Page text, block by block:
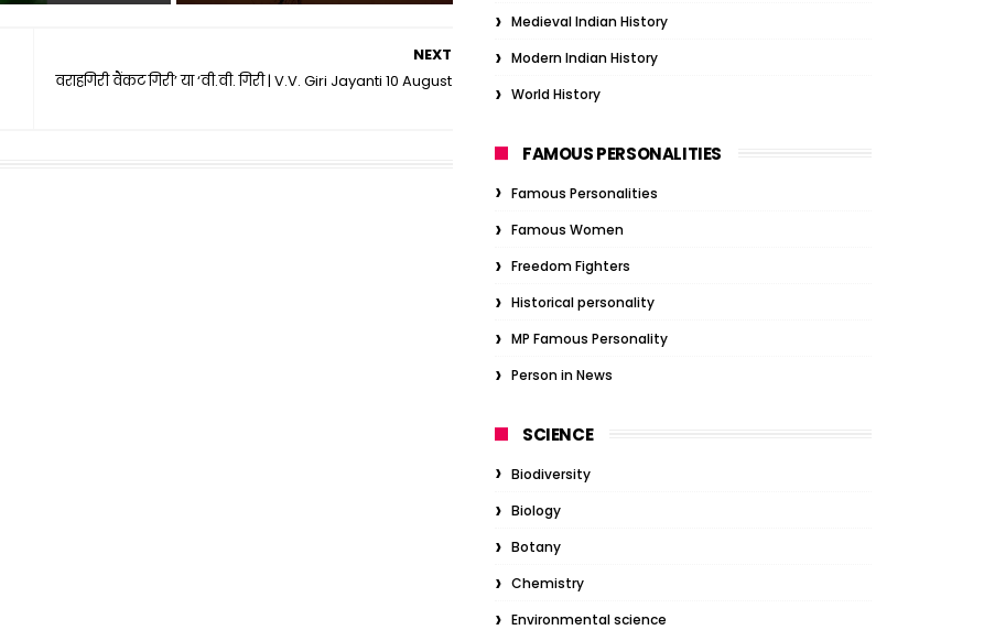
NEXT
वराहगिरी वैंकट गिरी’ या ‘वी.वी. गिरी | V.V. Giri Jayanti 10 August
Medieval Indian History
Modern Indian History
World History
FAMOUS PERSONALITIES
Famous Personalities
Famous Women
Freedom Fighters
Historical personality
MP Famous Personality
Person in News
SCIENCE
Biodiversity
Biology
Botany
Chemistry
Environmental science